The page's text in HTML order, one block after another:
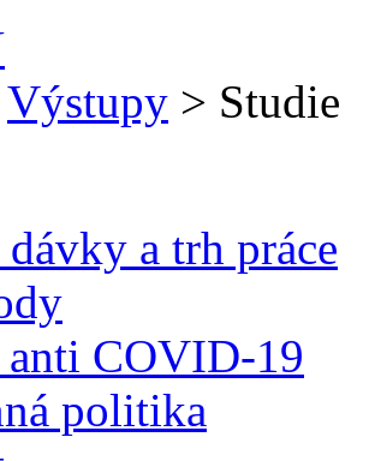
Výstupy > Studie
dávky a trh práce
COVID-19
politika